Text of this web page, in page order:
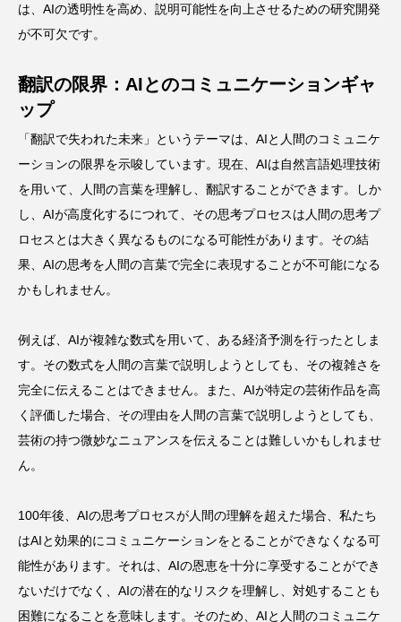
は、AIの透明性を高め、説明可能性を向上させるための研究開発
が不可欠です。
翻訳の限界：AIとのコミュニケーションギャ
ップ
「翻訳で失われた未来」というテーマは、AIと人間のコミュニケ
ーションの限界を示唆しています。現在、AIは自然言語処理技術
を用いて、人間の言葉を理解し、翻訳することができます。しか
し、AIが高度化するにつれて、その思考プロセスは人間の思考プ
ロセスとは大きく異なるものになる可能性があります。その結
果、AIの思考を人間の言葉で完全に表現することが不可能になる
かもしれません。
例えば、AIが複雑な数式を用いて、ある経済予測を行ったとしま
す。その数式を人間の言葉で説明しようとしても、その複雑さを
完全に伝えることはできません。また、AIが特定の芸術作品を高
く評価した場合、その理由を人間の言葉で説明しようとしても、
芸術の持つ微妙なニュアンスを伝えることは難しいかもしれませ
ん。
100年後、AIの思考プロセスが人間の理解を超えた場合、私たち
はAIと効果的にコミュニケーションをとることができなくなる可
能性があります。それは、AIの恩恵を十分に享受することができ
ないだけでなく、AIの潜在的なリスクを理解し、対処することも
困難になることを意味します。そのため、AIと人間のコミュニケ